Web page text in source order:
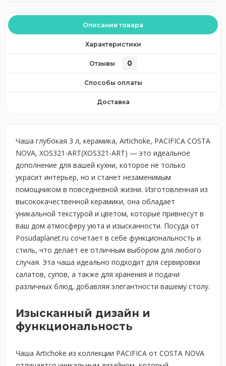
Описание товара
Характеристики
Отзывы 0
Способы оплаты
Доставка
Чаша глубокая 3 л, керамика, Artichoke, PACIFICA COSTA
NOVA, XOS321-ART(XOS321-ART) — это идеальное
дополнение для вашей кухни, которое не только
украсит интерьер, но и станет незаменимым
помощником в повседневной жизни. Изготовленная из
высококачественной керамики, она обладает
уникальной текстурой и цветом, которые привнесут в
ваш дом атмосферу уюта и изысканности. Посуда от
Posudaplanet.ru сочетает в себе функциональность и
стиль, что делает ее отличным выбором для любого
случая. Эта чаша идеально подходит для сервировки
салатов, супов, а также для хранения и подачи
различных блюд, добавляя элегантности вашему столу.
Изысканный дизайн и
функциональность
Чаша Artichoke из коллекции PACIFICA от COSTA NOVA